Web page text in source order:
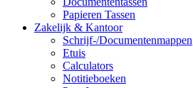
Papieren Tassen
Zakelijk & Kantoor
Schrijf-/Documentenmappen
Etuis
Calculators
Notitieboeken